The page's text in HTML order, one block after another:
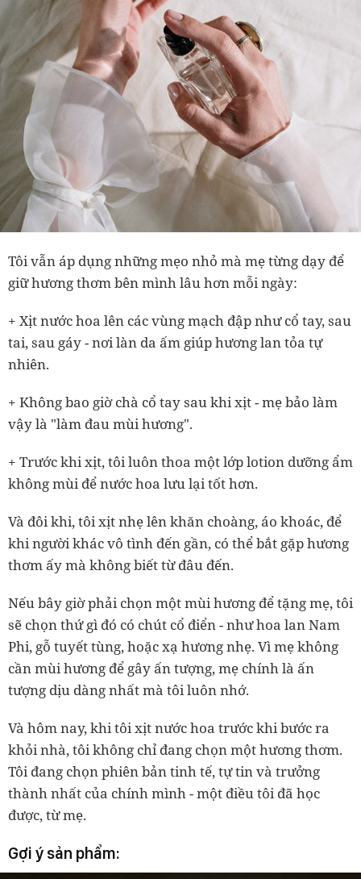
Tôi vẫn áp dụng những mẹo nhỏ mà mẹ từng dạy để
giữ hương thơm bên mình lâu hơn mỗi ngày:
+ Xịt nước hoa lên các vùng mạch đập như cổ tay, sau
tai, sau gáy-nơi làn da ấm giúp hương lan tỏa tự
nhiên.
+ Không bao giờ chà cổ tay sau khi xịt-mẹ bảo làm
vậy là "làm đau mùi hương".
+ Trước khi xịt, tôi luôn thoa một lớp lotion dưỡng ẩm
không mùi để nước hoa lưu lại tốt hơn.
Và đôi khi, tôi xịt nhẹ lên khăn choàng, áo khoác, để
khi người khác vô tình đến gần, có thể bắt gặp hương
thơm ấy mà không biết từ đâu đến.
Nếu bây giờ phải chọn một mùi hương để tặng mẹ, tôi
sẽ chọn thứ gì đó có chút cổ điển-như hoa lan Nam
Phi, gỗ tuyết tùng, hoặc xạ hương nhẹ. Vì mẹ không
cần mùi hương để gây ấn tượng, mẹ chính là ấn
tượng dịu dàng nhất mà tôi luôn nhớ.
Và hôm nay, khi tôi xịt nước hoa trước khi bước ra
khỏi nhà, tôi không chỉ đang chọn một hương thơm.
Tôi đang chọn phiên bản tinh tế, tự tin và trưởng
thành nhất của chính mình-một điều tôi đã học
được, từ mẹ.
Gợi ý sản phẩm: